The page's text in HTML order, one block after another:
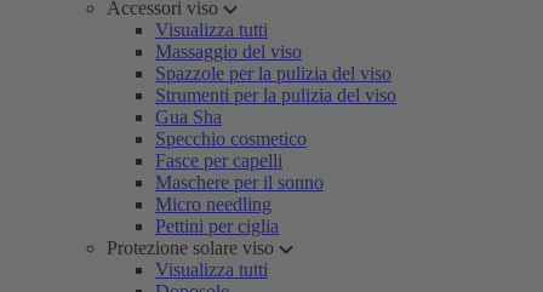
Accessori viso
Visualizza tutti
Massaggio del viso
Spazzole per la pulizia del viso
Strumenti per la pulizia del viso
Gua Sha
Specchio cosmetico
Fasce per capelli
Maschere per il sonno
Micro needling
Pettini per ciglia
Protezione solare viso
Visualizza tutti